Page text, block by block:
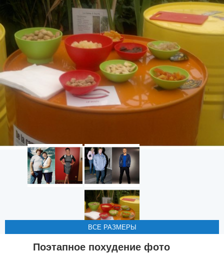
ВСЕ РАЗМЕРЫ
ВСЕ РАЗМЕРЫ
ВСЕ РАЗМЕРЫ
ВСЕ РАЗМЕРЫ
Поэтапное похудение фото